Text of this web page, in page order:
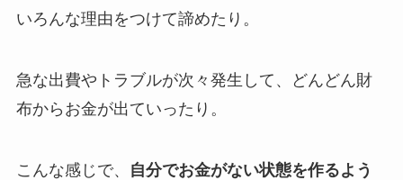
いろんな理由をつけて諦めたり。
急な出費やトラブルが次々発生して、どんどん財
布からお金が出ていったり。
こんな感じで、
自分でお金がない状態を作るよう